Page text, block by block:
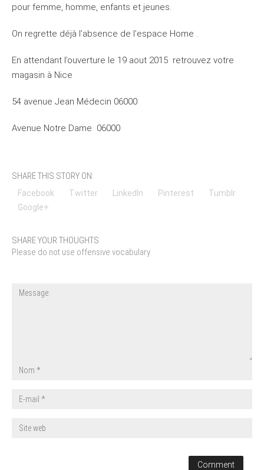
pour femme, homme, enfants et jeunes.
On regrette déjà l’absence de l’espace Home .
En attendant l’ouverture le 19 aout 2015 retrouvez votre
magasin à Nice
54 avenue Jean Médecin 06000
Avenue Notre Dame 06000
SHARE THIS STORY ON:
Facebook Twitter LinkedIn Pinterest
Tumblr
Google+
SHARE YOUR THOUGHTS
Please do not use offensive vocabulary.